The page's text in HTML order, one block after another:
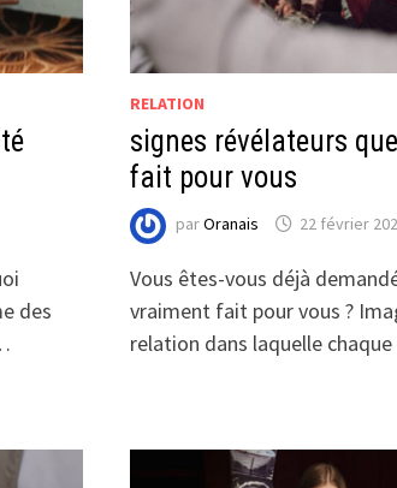
des
RELATION
signes révélateurs
fait pour vous
parOranais 22 février
Vous êtes-vous déjà
vraiment fait pour vous ?
relation dans laquelle